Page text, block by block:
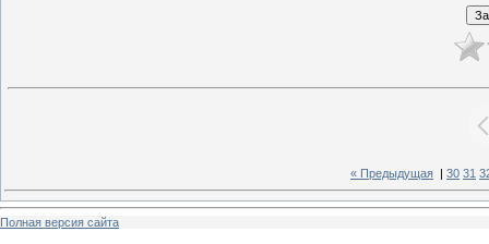
« Предыдущая 30 31
Полная версия сайта